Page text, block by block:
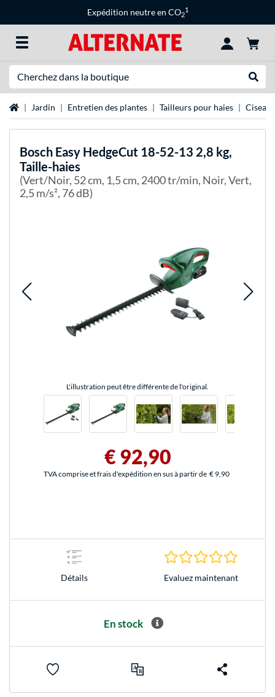
Expédition neutre en CO2
1
Page d'accueil
Jardin Entretien des plantes Tailleurs pour haies
Bosch Easy HedgeCut 18-52-13 2,8 kg,
Taille-haies
(Vert/Noir, 52 cm, 1,5 cm, 2400 tr/min, Noir, Vert,
2,5 m/s², 76 dB)
L'illustration peut être différente de l'original.
€ 92,90
TVA comprise et frais d'expédition en sus à partir de € 9,90
Détails Evaluez maintenant
En stock